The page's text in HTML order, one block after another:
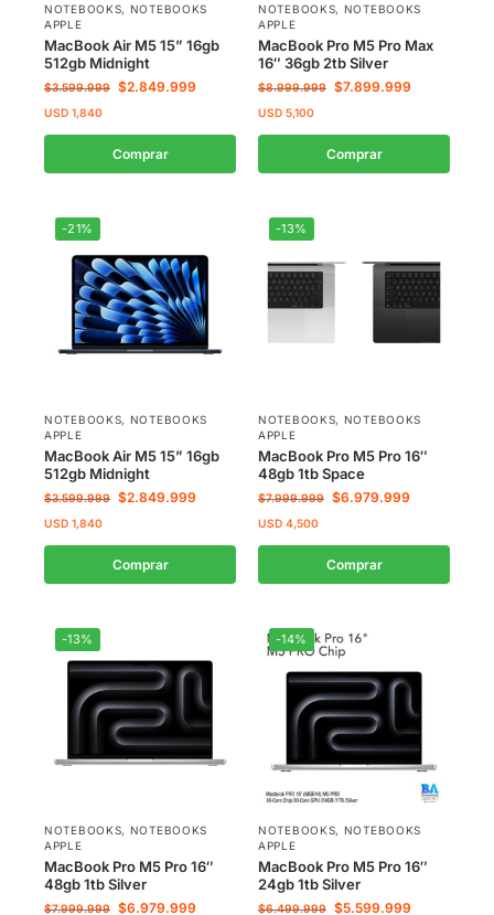
NOTEBOOKS, NOTEBOOKS
APPLE
MacBook Air M5 15” 16gb
512gb Midnight
$3.599.999 $2.849.999
USD 1,840
Comprar
NOTEBOOKS, NOTEBOOKS
APPLE
MacBook Pro M5 Pro Max
16″ 36gb 2tb Silver
$8.999.999 $7.899.999
USD 5,100
Comprar
-21%
NOTEBOOKS, NOTEBOOKS
APPLE
MacBook Air M5 15” 16gb
512gb Midnight
$3.599.999 $2.849.999
USD 1,840
Comprar
-13%
NOTEBOOKS, NOTEBOOKS
APPLE
MacBook Pro M5 Pro 16″
48gb 1tb Space
$7.999.999 $6.979.999
USD 4,500
Comprar
-13%
NOTEBOOKS, NOTEBOOKS
APPLE
MacBook Pro M5 Pro 16″
48gb 1tb Silver
$7.999.999 $6.979.999
-14%
NOTEBOOKS, NOTEBOOKS
APPLE
MacBook Pro M5 Pro 16″
24gb 1tb Silver
$6.499.999 $5.599.999